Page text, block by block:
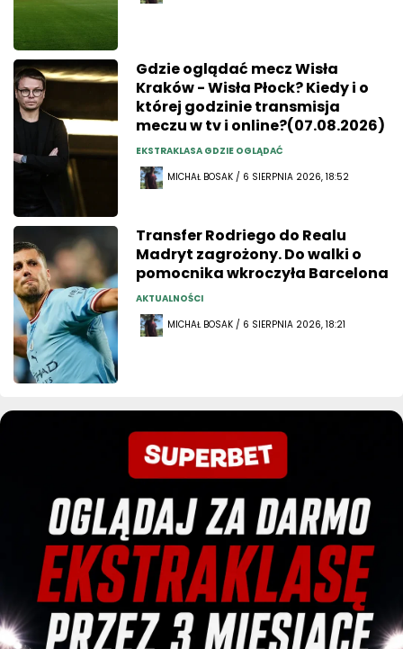
Gdzie oglądać mecz Wisła
Kraków - Wisła Płock? Kiedy i o
której godzinie transmisja
meczu w tv i online?(07.08.2026)
EKSTRAKLASA GDZIE OGLĄDAĆ
MICHAŁ BOSAK / 6 SIERPNIA 2026, 18:52
Transfer Rodriego do Realu
Madryt zagrożony. Do walki o
pomocnika wkroczyła Barcelona
AKTUALNOŚCI
MICHAŁ BOSAK / 6 SIERPNIA 2026, 18:21